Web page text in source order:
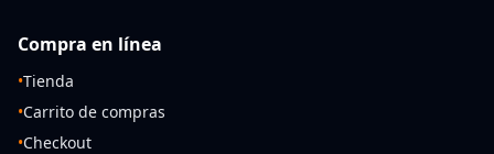
Compra en línea
•Tienda
•Carrito de compras
•Checkout